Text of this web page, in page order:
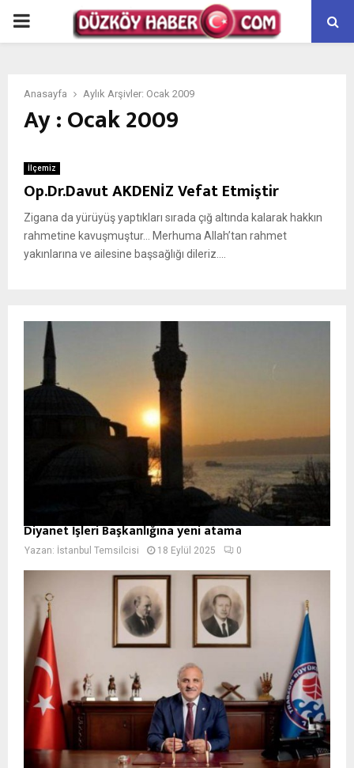
PRIMARY
Anasayfa Aylık Arşivler: Ocak 2009
Ay : Ocak 2009
İlçemiz
Op.Dr.Davut AKDENİZ Vefat Etmiştir
Zigana da yürüyüş yaptıkları sırada çığ altında kalarak hakkın
rahmetine kavuşmuştur… Merhuma Allah’tan rahmet
yakınlarına ve ailesine başsağlığı dileriz....
Diyanet İşleri Başkanlığına yeni atama
Yazan: İstanbul Temsilcisi 18 Eylül 2025 0